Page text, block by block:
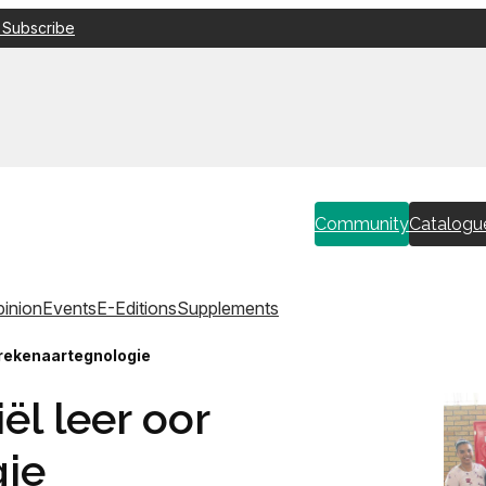
Community
EventsE-EditionsSupplements
leer oor